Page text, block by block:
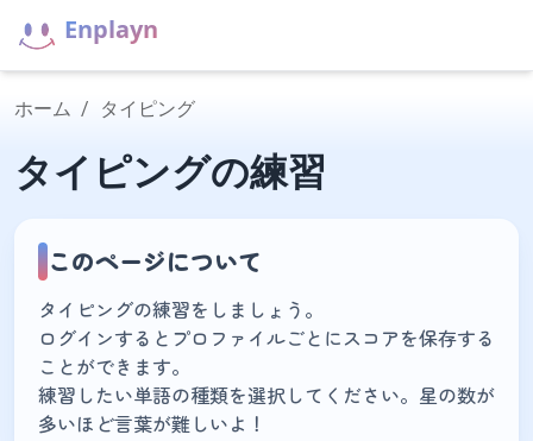
Enplayn
ホーム / タイピング
タイピングの練習
このページについて
タイピングの練習をしましょう。
ログインするとプロファイルごとにスコアを保存する
ことができます。
練習したい単語の種類を選択してください。星の数が
多いほど言葉が難しいよ！